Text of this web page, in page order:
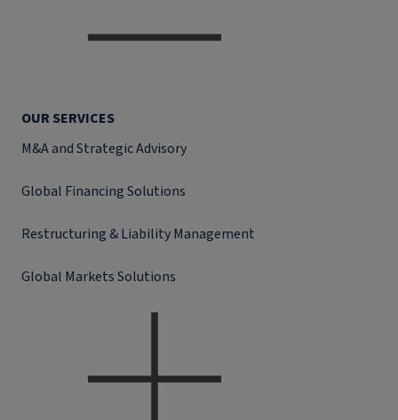
OUR SERVICES
M&A and Strategic Advisory
Global Financing Solutions
Restructuring & Liability Management
Global Markets Solutions